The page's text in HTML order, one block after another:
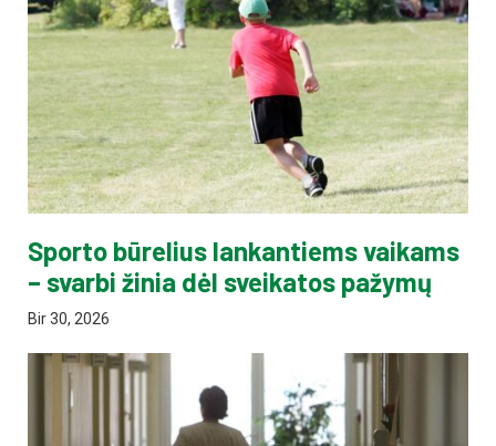
Sporto būrelius lankantiems vaikams
– svarbi žinia dėl sveikatos pažymų
Bir 30, 2026